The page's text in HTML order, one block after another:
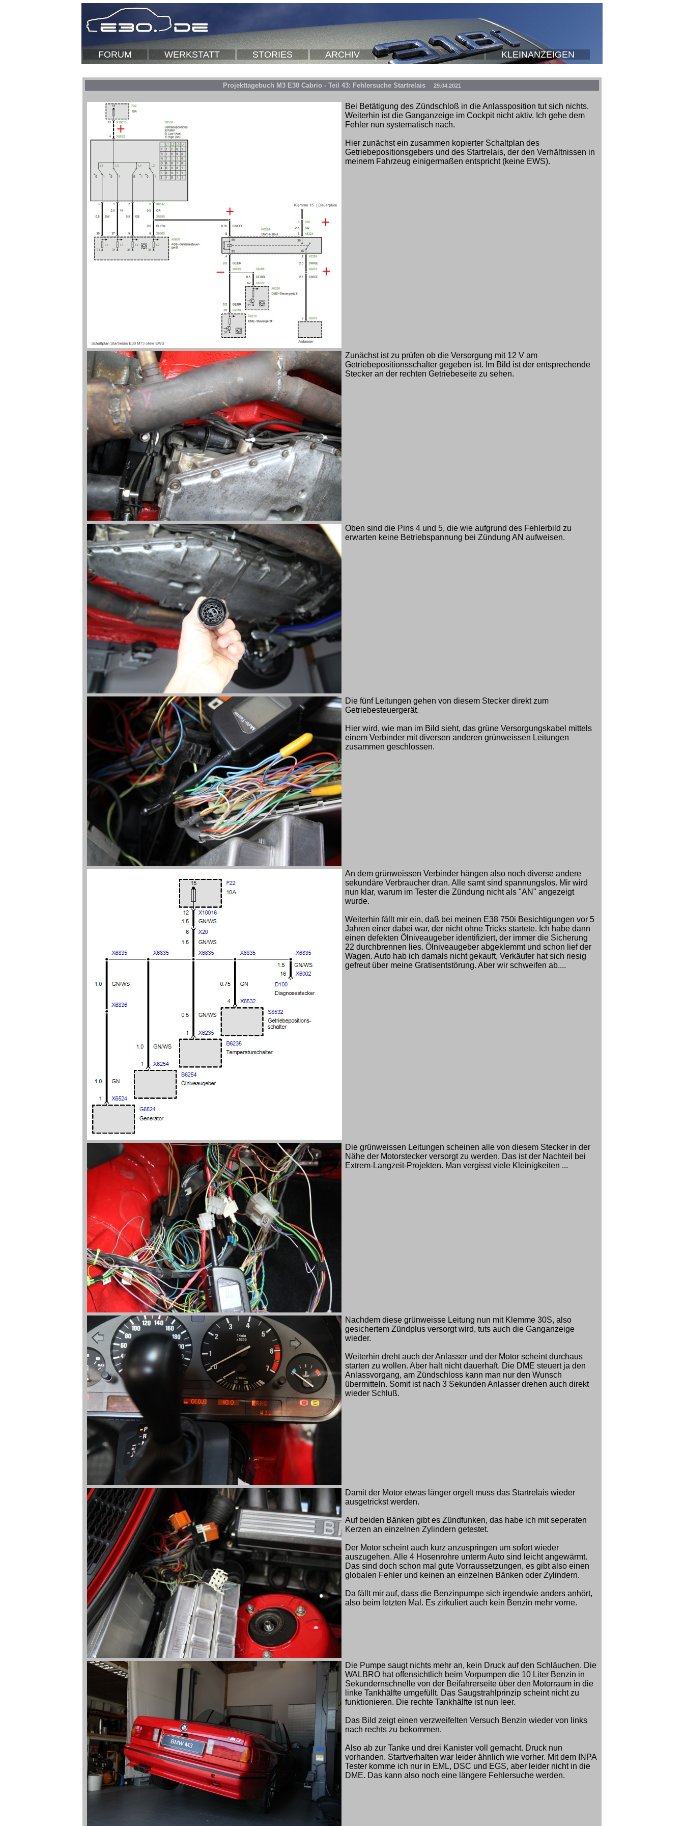
FORUM WERKSTATT STORIES ARCHIV KLEINANZEIGEN
Projekttagebuch M3 E30 Cabrio - Teil 43: Fehlersuche Startrelais 29.04.2021
Bei Betätigung des Zündschloß in die Anlassposition tut sich nichts.
Weiterhin ist die Ganganzeige im Cockpit nicht aktiv. Ich gehe dem
Fehler nun systematisch nach.
Hier zunächst ein zusammen kopierter Schaltplan des
Getriebepositionsgebers und des Startrelais, der den Verhältnissen in
meinem Fahrzeug einigermaßen entspricht (keine EWS).
Zunächst ist zu prüfen ob die Versorgung mit 12 V am
Getriebepositionsschalter gegeben ist. Im Bild ist der entsprechende
Stecker an der rechten Getriebeseite zu sehen.
Oben sind die Pins 4 und 5, die wie aufgrund des Fehlerbild zu
erwarten keine Betriebspannung bei Zündung AN aufweisen.
Die fünf Leitungen gehen von diesem Stecker direkt zum
Getriebesteuergerät.
Hier wird, wie man im Bild sieht, das grüne Versorgungskabel mittels
einem Verbinder mit diversen anderen grünweissen Leitungen
zusammen geschlossen.
An dem grünweissen Verbinder hängen also noch diverse andere
sekundäre Verbraucher dran. Alle samt sind spannungslos. Mir wird
nun klar, warum im Tester die Zündung nicht als "AN" angezeigt
wurde.
Weiterhin fällt mir ein, daß bei meinen E38 750i Besichtigungen vor 5
Jahren einer dabei war, der nicht ohne Tricks startete. Ich habe dann
einen defekten Ölniveaugeber identifiziert, der immer die Sicherung
22 durchbrennen lies. Ölniveaugeber abgeklemmt und schon lief der
Wagen. Auto hab ich damals nicht gekauft, Verkäufer hat sich riesig
gefreut über meine Gratisentstörung. Aber wir schweifen ab....
Die grünweissen Leitungen scheinen alle von diesem Stecker in der
Nähe der Motorstecker versorgt zu werden. Das ist der Nachteil bei
Extrem-Langzeit-Projekten. Man vergisst viele Kleinigkeiten ...
Nachdem diese grünweisse Leitung nun mit Klemme 30S, also
gesichertem Zündplus versorgt wird, tuts auch die Ganganzeige
wieder.
Weiterhin dreht auch der Anlasser und der Motor scheint durchaus
starten zu wollen. Aber halt nicht dauerhaft. Die DME steuert ja den
Anlassvorgang, am Zündschloss kann man nur den Wunsch
übermitteln. Somit ist nach 3 Sekunden Anlasser drehen auch direkt
wieder Schluß.
Damit der Motor etwas länger orgelt muss das Startrelais wieder
ausgetrickst werden.
Auf beiden Bänken gibt es Zündfunken, das habe ich mit seperaten
Kerzen an einzelnen Zylindern getestet.
Der Motor scheint auch kurz anzuspringen um sofort wieder
auszugehen. Alle 4 Hosenrohre unterm Auto sind leicht angewärmt.
Das sind doch schon mal gute Vorraussetzungen, es gibt also einen
globalen Fehler und keinen an einzelnen Bänken oder Zylindern.
Da fällt mir auf, dass die Benzinpumpe sich irgendwie anders anhört,
also beim letzten Mal. Es zirkuliert auch kein Benzin mehr vorne.
Die Pumpe saugt nichts mehr an, kein Druck auf den Schläuchen. Die
WALBRO hat offensichtlich beim Vorpumpen die 10 Liter Benzin in
Sekundernschnelle von der Beifahrerseite über den Motorraum in die
linke Tankhälfte umgefüllt. Das Saugstrahlprinzip scheint nicht zu
funktionieren. Die rechte Tankhälfte ist nun leer.
Das Bild zeigt einen verzweifelten Versuch Benzin wieder von links
nach rechts zu bekommen.
Also ab zur Tanke und drei Kanister voll gemacht. Druck nun
vorhanden. Startverhalten war leider ähnlich wie vorher. Mit dem INPA
Tester komme ich nur in EML, DSC und EGS, aber leider nicht in die
DME. Das kann also noch eine längere Fehlersuche werden.